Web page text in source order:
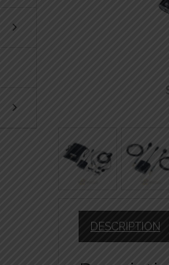
DESCRIPTION